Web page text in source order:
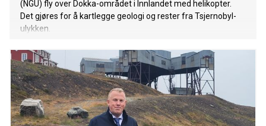
(NGU) fly over Dokka-området i Innlandet med helikopter.
Det gjøres for å kartlegge geologi og rester fra Tsjernobyl-
ulykken.